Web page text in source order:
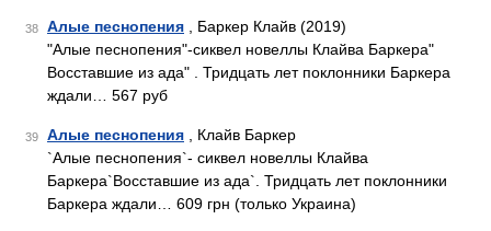
38 Алые песнопения , Баркер Клайв (2019)
"Алые песнопения"-сиквел новеллы Клайва Баркера"
Восставшие из ада" . Тридцать лет поклонники Баркера
ждали… 567 руб
39 Алые песнопения , Клайв Баркер
`Алые песнопения`- сиквел новеллы Клайва
Баркера`Восставшие из ада`. Тридцать лет поклонники
Баркера ждали… 609 грн (только Украина)